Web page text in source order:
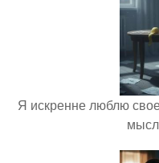
Я искренне люблю